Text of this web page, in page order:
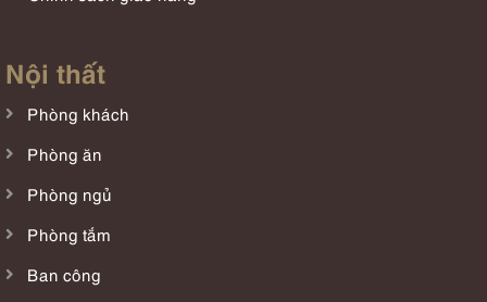
Nội thất
Phòng khách
Phòng ăn
Phòng ngủ
Phòng tắm
Ban công